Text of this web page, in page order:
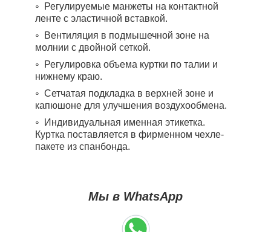
Регулируемые манжеты на контактной
ленте с эластичной вставкой.
Вентиляция в подмышечной зоне на
молнии с двойной сеткой.
Регулировка объема куртки по талии и
нижнему краю.
Сетчатая подкладка в верхней зоне и
капюшоне для улучшения воздухообмена.
Индивидуальная именная этикетка.
Куртка поставляется в фирменном чехле-
пакете из спанбонда.
Мы в WhatsApp